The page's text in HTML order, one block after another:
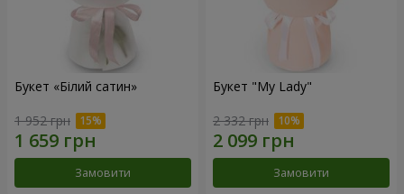
Букет «Білий сатин»
1 952 грн
Замовити
Букет "My Lady"
2 332 грн
Замовити